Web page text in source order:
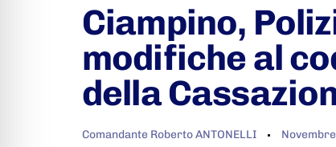
Ciampino,
modifiche al
della
Comandante Roberto ANTONELLI